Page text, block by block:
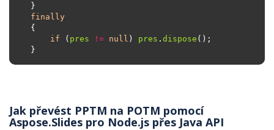
finally
if ( pres != null ) pres . dispose
Jak převést PPTM na POTM pomocí
Aspose.Slides pro Node.js přes Java API